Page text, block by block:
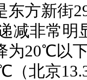
东方新街
减非常明
为20℃以
（北京